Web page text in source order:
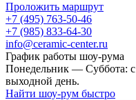
Проложить маршрут
+7 (495) 763-50-46
+7 (985) 833-64-30
info@ceramic-center.ru
График работы шоу-рума
Понедельник — Суббота: с
выходной день.
Найти шоу-рум быстро